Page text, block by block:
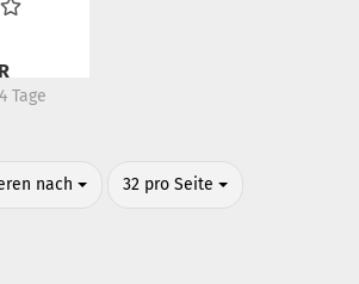
Tage
nach
nach 32 pro Seite
pro Seite